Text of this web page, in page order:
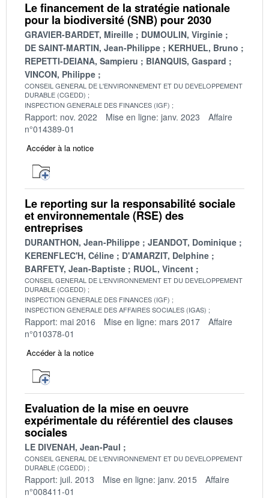
Le financement de la stratégie nationale
pour la biodiversité (SNB) pour 2030
GRAVIER-BARDET, Mireille
DUMOULIN, Virginie
DE SAINT-MARTIN, Jean-Philippe
KERHUEL, Bruno
REPETTI-DEIANA, Sampieru
BIANQUIS, Gaspard
VINCON, Philippe
CONSEIL GENERAL DE L'ENVIRONNEMENT ET DU DEVELOPPEMENT
DURABLE (CGEDD)
INSPECTION GENERALE DES FINANCES (IGF)
Rapport: nov. 2022 Mise en ligne: janv. 2023
Affaire
n°014389-01
Accéder à la notice
Le reporting sur la responsabilité sociale
et environnementale (RSE) des
entreprises
DURANTHON, Jean-Philippe
JEANDOT, Dominique
KERENFLEC'H, Céline
D'AMARZIT, Delphine
BARFETY, Jean-Baptiste
RUOL, Vincent
CONSEIL GENERAL DE L'ENVIRONNEMENT ET DU DEVELOPPEMENT
DURABLE (CGEDD)
INSPECTION GENERALE DES FINANCES (IGF)
INSPECTION GENERALE DES AFFAIRES SOCIALES (IGAS)
Rapport: mai 2016 Mise en ligne: mars 2017
Affaire
n°010378-01
Accéder à la notice
Evaluation de la mise en oeuvre
expérimentale du référentiel des clauses
sociales
LE DIVENAH, Jean-Paul
CONSEIL GENERAL DE L'ENVIRONNEMENT ET DU DEVELOPPEMENT
DURABLE (CGEDD)
Rapport: juil. 2013 Mise en ligne: janv. 2015
Affaire
n°008411-01